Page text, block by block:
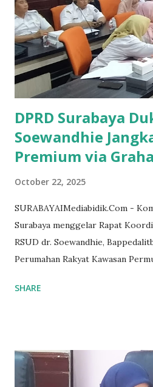
Hotel Mulia Nusa Dua, Bali.
ini, diberikan kepada bank yang
peran sebagai issuing, yakni
debit yang aktif mendukung
di jaringan ATM PRIMA. Penilaian
DPRD Surabaya
Soewandhie
Premium via
October 22, 2025
SURABAYAIMediabidik.Com -
Surabaya menggelar Rapat
RSUD dr. Soewandhie,
Perumahan Rakyat Kawasan
tentang APBD Kota Surabaya
peningkatan pelayanan rumah
D, dr. Zuhrotul Mar'ah, menyoroti
SHARE